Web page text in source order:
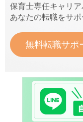
保育士専任キャリ
あなたの転職をサポ
無料転職サポ